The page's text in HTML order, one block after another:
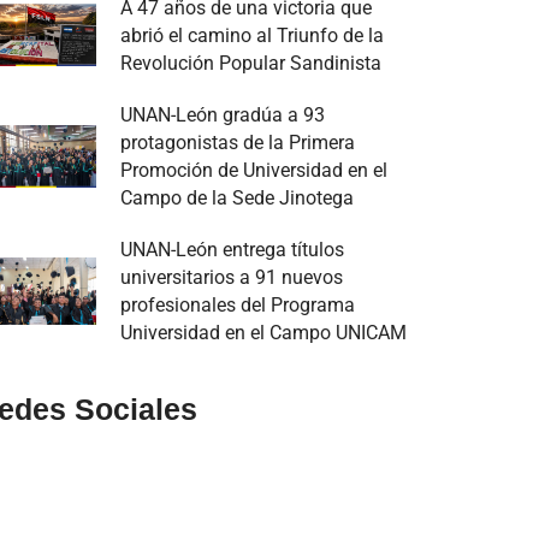
A 47 años de una victoria que
abrió el camino al Triunfo de la
Revolución Popular Sandinista
UNAN-León gradúa a 93
protagonistas de la Primera
Promoción de Universidad en el
Campo de la Sede Jinotega
UNAN-León entrega títulos
universitarios a 91 nuevos
profesionales del Programa
Universidad en el Campo UNICAM
Sociales